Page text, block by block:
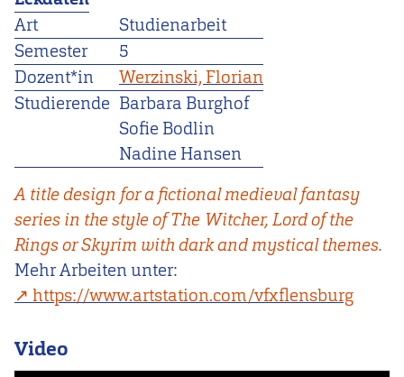
Art
Studienarbeit
Semester
5
Dozent*in
Werzinski, Florian
Studierende Barbara Burghof
Sofie Bodlin
Nadine Hansen
A title design for a fictional medieval fantasy
series in the style of The Witcher, Lord of the
Rings or Skyrim with dark and mystical themes.
Mehr Arbeiten unter:
https://www.artstation.com/vfxflensburg
Video